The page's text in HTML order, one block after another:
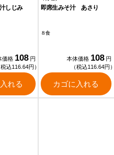
しじみ
価格 108 円
税込116.64円）
れる
即席生みそ汁 あさり
８食
本体価格 108 円
（税込116.64円
カゴに入れる